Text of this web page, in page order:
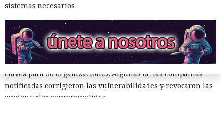
víctima, otro equipo norcoreano de espionaje podría
aprovecharlo.
La expansión de los ataques se vio favorecida por
contratistas externos comprometidos, que tenían acceso a
decenas de empresas: a uno de ellos Stikas le encontró
claves para 30 organizaciones. Algunas de las compañías
notificadas corrigieron las vulnerabilidades y revocaron las
credenciales comprometidas.
sistemas necesarios.